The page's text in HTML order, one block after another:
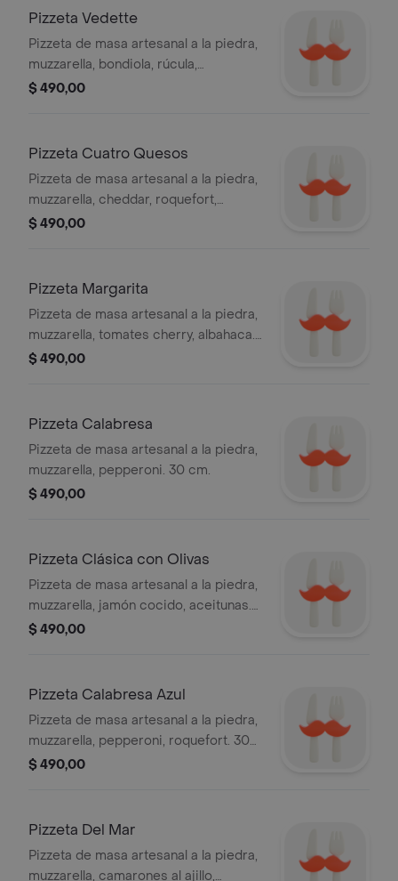
Pizzeta Vedette
Pizzeta de masa artesanal a la piedra,
muzzarella, bondiola, rúcula,
parmesano. 30 cm.
$ 490,00
Pizzeta Cuatro Quesos
Pizzeta de masa artesanal a la piedra,
muzzarella, cheddar, roquefort,
parmesano. 30 cm.
$ 490,00
Pizzeta Margarita
Pizzeta de masa artesanal a la piedra,
muzzarella, tomates cherry, albahaca.
30 cm.
$ 490,00
Pizzeta Calabresa
Pizzeta de masa artesanal a la piedra,
muzzarella, pepperoni. 30 cm.
$ 490,00
Pizzeta Clásica con Olivas
Pizzeta de masa artesanal a la piedra,
muzzarella, jamón cocido, aceitunas.
30 cm.
$ 490,00
Pizzeta Calabresa Azul
Pizzeta de masa artesanal a la piedra,
muzzarella, pepperoni, roquefort. 30
cm.
$ 490,00
Pizzeta Del Mar
Pizzeta de masa artesanal a la piedra,
muzzarella, camarones al ajillo,